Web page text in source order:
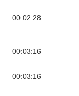
00:02:28
00:03:16
00:03:16